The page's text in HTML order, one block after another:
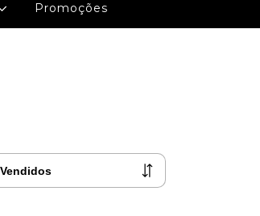
Promoções